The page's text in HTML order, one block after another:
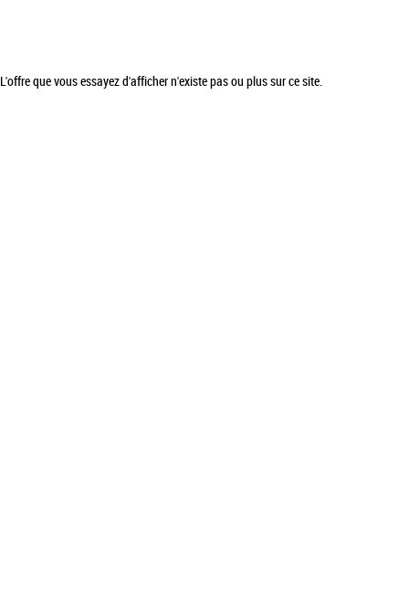
L'offre que vous essayez d'afficher n'existe pas ou plus sur ce site.